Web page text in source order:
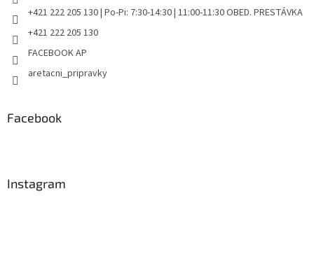
+421 222 205 130 | Po-Pi: 7:30-14:30 | 11:00-11:30 OBED. PRESTÁVKA
+421 222 205 130
FACEBOOK AP
aretacni_pripravky
Facebook
Instagram